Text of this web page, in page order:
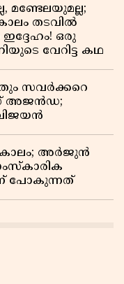
മണ്ടേലയുമല്ല;
തടവിൽ
ഒരു
വേറിട്ട കഥ
സവർക്കറെ
അജൻഡ;
കാലം; അർജുൻ
പോകുന്നത്